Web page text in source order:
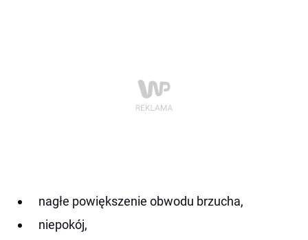
nagłe powiększenie obwodu brzucha,
niepokój,